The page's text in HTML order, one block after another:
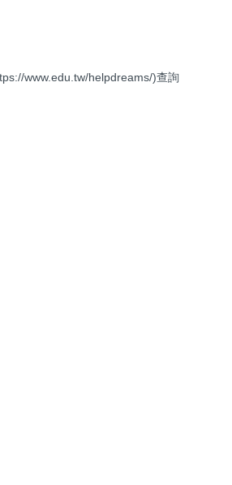
www.edu.tw/helpdreams/)查詢